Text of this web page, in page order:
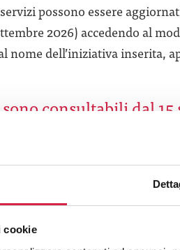
cookie
possono essere
2026) accedendo al
nome dell’iniziativa inserita,
consultabili dal 15